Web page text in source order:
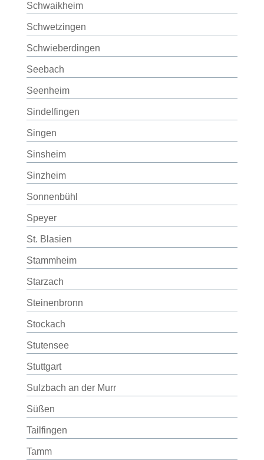
Schwaikheim
Schwetzingen
Schwieberdingen
Seebach
Seenheim
Sindelfingen
Singen
Sinsheim
Sinzheim
Sonnenbühl
Speyer
St. Blasien
Stammheim
Starzach
Steinenbronn
Stockach
Stutensee
Stuttgart
Sulzbach an der Murr
Süßen
Tailfingen
Tamm